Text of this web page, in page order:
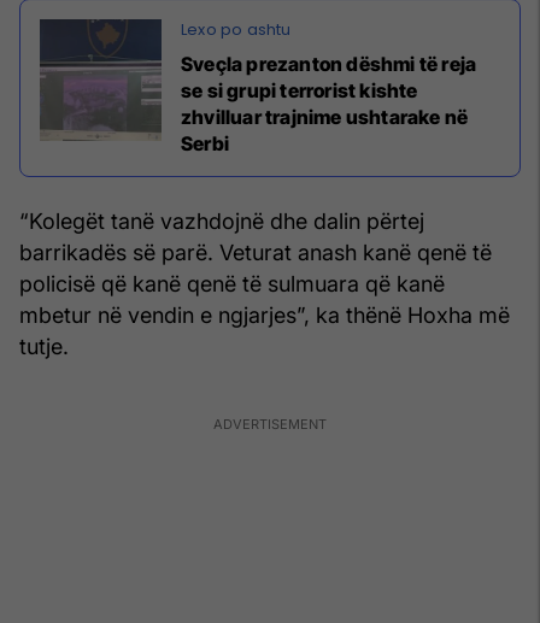
Sveçla prezanton dëshmi të reja
se si grupi terrorist kishte
zhvilluar trajnime ushtarake në
Serbi
“Kolegët tanë vazhdojnë dhe dalin përtej
barrikadës së parë. Veturat anash kanë qenë të
policisë që kanë qenë të sulmuara që kanë
mbetur në vendin e ngjarjes”, ka thënë Hoxha më
tutje.